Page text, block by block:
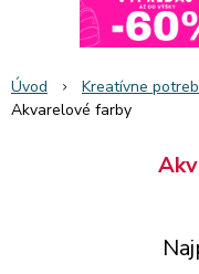
Úvod Kreatívne
Akvarelové farby